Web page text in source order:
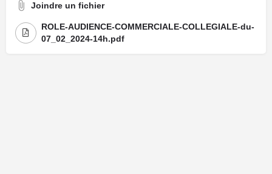
Joindre un fichier
ROLE-AUDIENCE-COMMERCIALE-COLLEGIALE-du-
07_02_2024-14h.pdf